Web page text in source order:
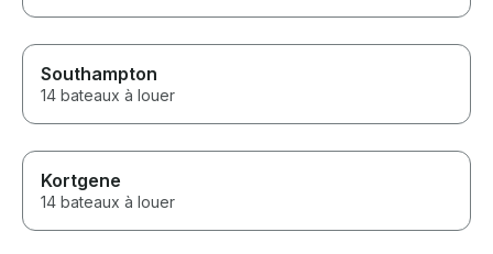
Southampton
14 bateaux à louer
Kortgene
14 bateaux à louer